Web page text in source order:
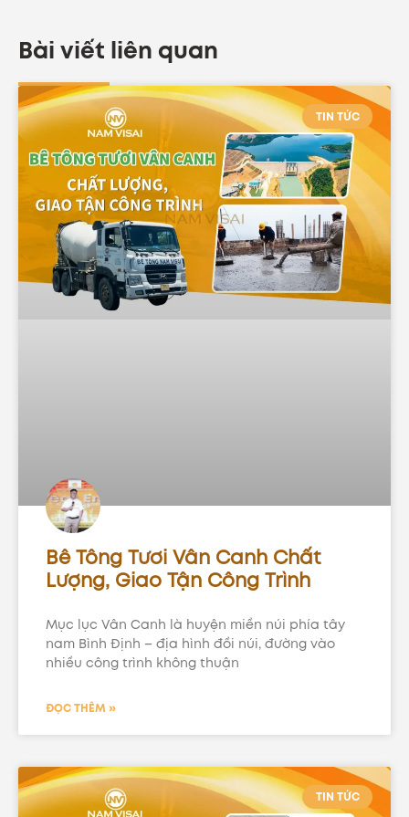
Bài viết liên quan
TIN TỨC
Bê Tông Tươi Vân Canh Chất
Lượng, Giao Tận Công Trình
Mục lục Vân Canh là huyện miền núi phía tây
nam Bình Định – địa hình đồi núi, đường vào
nhiều công trình không thuận
ĐỌC THÊM »
TIN TỨC